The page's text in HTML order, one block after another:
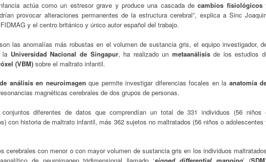
actúa como un estresor grave y produce una cascada decambios fisiológicos
provocar alteraciones permanentes de la estructura cerebral”, explica a Sinc
y el centro británico y único autor español del trabajo.
las anomalías más robustas en el volumen de sustancia gris, el equipo investigador,
la Universidad Nacional de Singapur, ha realizado un metaanálisisde los estudios
(VBM) sobre el maltrato infantil.
análisis en neuroimagen que permite investigar diferencias focales en la anatomía
magnéticas cerebrales de dos grupos de personas.
diferentes de datos que comprendían un total de 331 individuos (56 niños
con historia de maltrato infantil, más 362 sujetos no maltratados (56 niños o adolescentes
cerebrales con menor o con mayor volumen de sustancia gris en los individuos